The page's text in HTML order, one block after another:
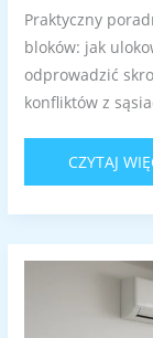
Praktyczny
bloków: jak
odprowadzić
konfliktów z
CZYTAJ
FUNKCJE
JONIZACJA